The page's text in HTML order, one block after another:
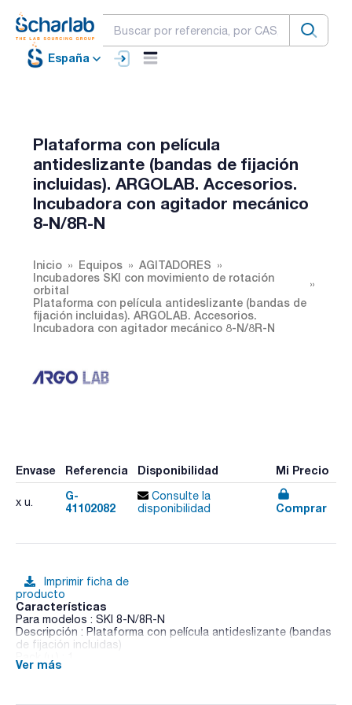
España
Plataforma con película
antideslizante (bandas de fijación
incluidas). ARGOLAB. Accesorios.
Incubadora con agitador mecánico
8-N/8R-N
Inicio Equipos
AGITADORES
Incubadores SKI con movimiento de rotación
orbital
Plataforma con película antideslizante (bandas de
fijación incluidas). ARGOLAB. Accesorios.
Incubadora con agitador mecánico 8-N/8R-N
Envase Referencia Disponibilidad Mi Precio
x u.
G-
41102082
Consulte la
disponibilidad
Comprar
Imprimir ficha de
producto
Características
Para modelos : SKI 8-N/8R-N
Descripción : Plataforma con película antideslizante (bandas
de fijación incluidas)
Ver más